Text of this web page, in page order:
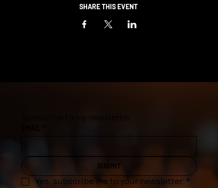
SHARE THIS EVENT
Subscribe to my newsletter
SUBMIT
Yes, subscribe me to your newsletter. *